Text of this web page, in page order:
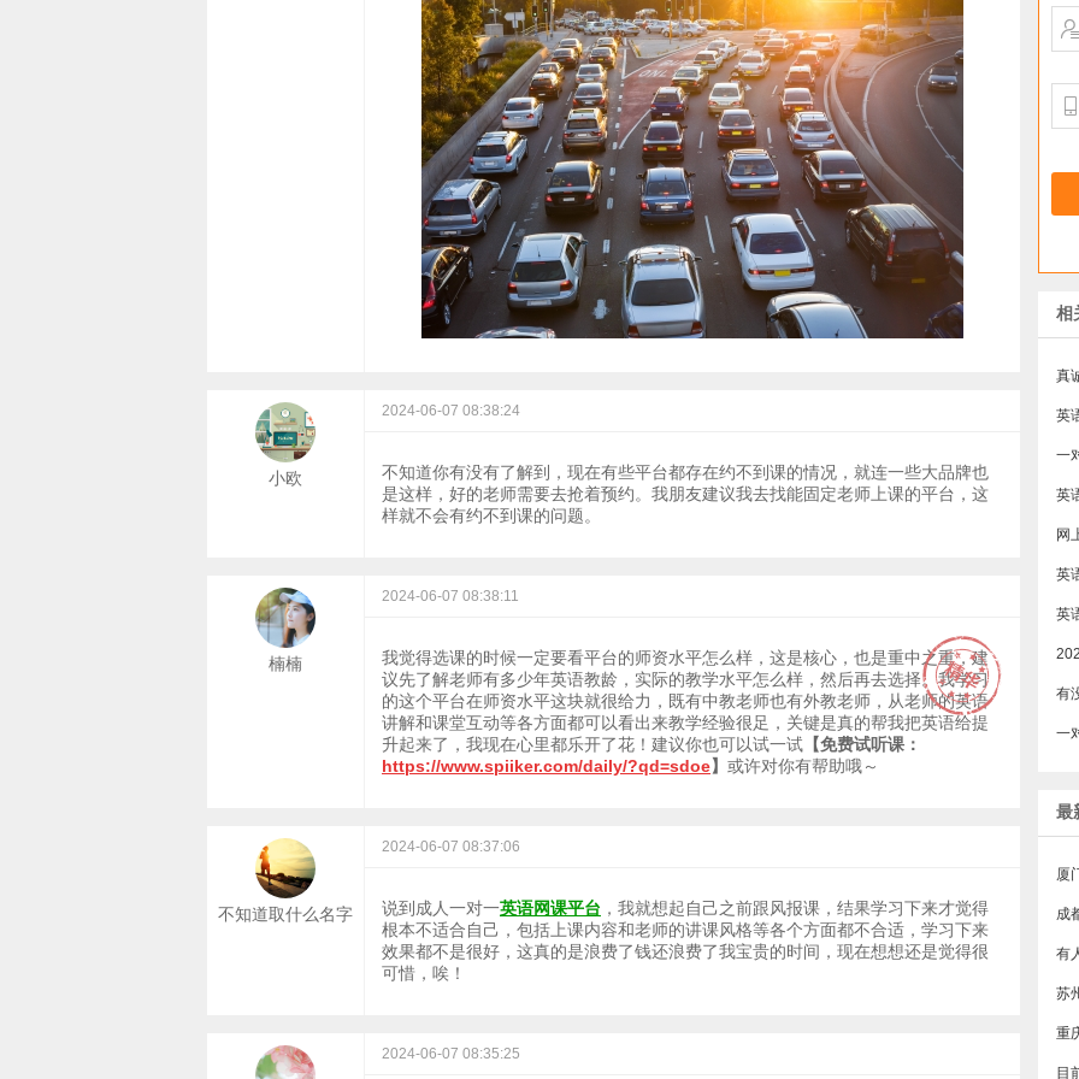


相
真
一
英
网
最
厦
成
小欧
2024-06-07 08:38:24
不知道你有没有了解到，现在有些平台都存在约不到课的情况，就连一些大品牌也
是这样，好的老师需要去抢着预约。我朋友建议我去找能固定老师上课的平台，这
样就不会有约不到课的问题。
楠楠
2024-06-07 08:38:11
我觉得选课的时候一定要看平台的师资水平怎么样，这是核心，也是重中之重，建
议先了解老师有多少年英语教龄，实际的教学水平怎么样，然后再去选择。我学习
的这个平台在师资水平这块就很给力，既有中教老师也有外教老师，从老师的英语
讲解和课堂互动等各方面都可以看出来教学经验很足，关键是真的帮我把英语给提
升起来了，我现在心里都乐开了花！建议你也可以试一试 【免费试听课：
https://www.spiiker.com/daily/?qd=sdoe】 或许对你有帮助哦～
不知道取什么名字
2024-06-07 08:37:06
说到成人一对一英语网课平台 ，我就想起自己之前跟风报课，结果学习下来才觉得
根本不适合自己，包括上课内容和老师的讲课风格等各个方面都不合适，学习下来
效果都不是很好，这真的是浪费了钱还浪费了我宝贵的时间，现在想想还是觉得很
可惜，唉！
2024-06-07 08:35:25